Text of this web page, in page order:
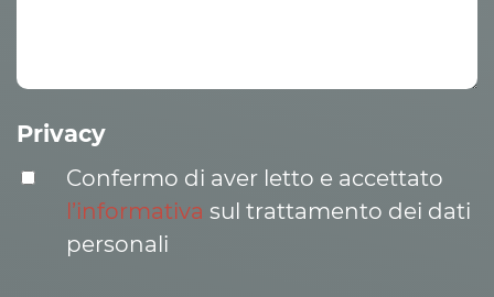
Privacy
Confermo di aver letto e accettato
l’informativa sul trattamento dei dati
personali